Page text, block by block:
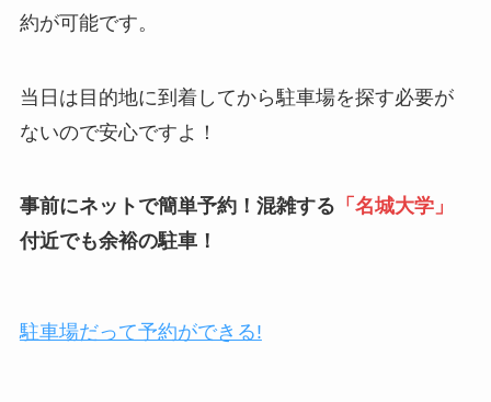
約が可能です。
当日は目的地に到着してから駐車場を探す必要が
ないので安心ですよ！
事前にネットで簡単予約！混雑する 「 名城大学」
付近でも余裕の駐車！
駐車場だって予約ができる!